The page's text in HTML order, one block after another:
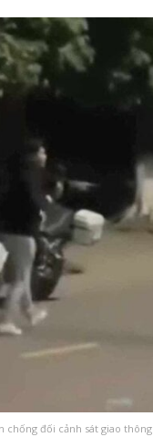
chống đối cảnh sát giao thông.